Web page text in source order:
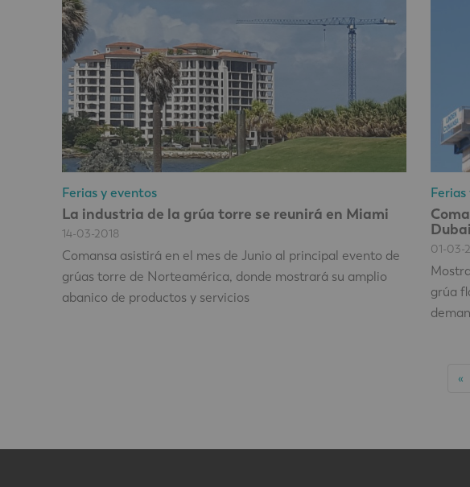
Ferias y eventos
La industria de la grúa torre se reunirá en Miami
14-03-2018
Comansa asistirá en el mes de Junio al principal evento de
grúas torre de Norteamérica, donde mostrará su amplio
abanico de productos y servicios
Dubai
01-03-
grúa
«